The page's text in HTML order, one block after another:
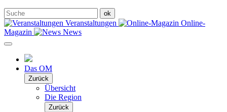
Veranstaltungen
Online-
Magazin
News
Das OM
Zurück
Übersicht
Die Region
Zurück